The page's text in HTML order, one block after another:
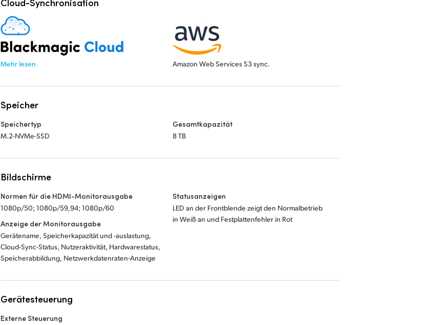
Cloud-Synchronisation
Mehr lesen Amazon Web Services S3 sync.
Speicher
Speichertyp
M.2-NVMe-SSD
Gesamtkapazität
8 TB
Bildschirme
Normen für die HDMI-Monitorausgabe
1080p/50; 1080p/59,94; 1080p/60
Anzeige der Monitorausgabe
Gerätename, Speicherkapazität und -auslastung,
Cloud-Sync-Status, Nutzeraktivität, Hardwarestatus,
Speicherabbildung, Netzwerkdatenraten-Anzeige
Statusanzeigen
LED an der Frontblende zeigt den Normalbetrieb
in Weißan und Festplattenfehler in Rot
Gerätesteuerung
Externe Steuerung